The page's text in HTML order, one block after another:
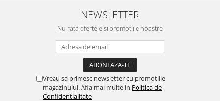
NEWSLETTER
Nu rata ofertele si promotiile noastre
Vreau sa primesc newsletter cu promotiile
magazinului. Afla mai multe in Politica de
Confidentialitate